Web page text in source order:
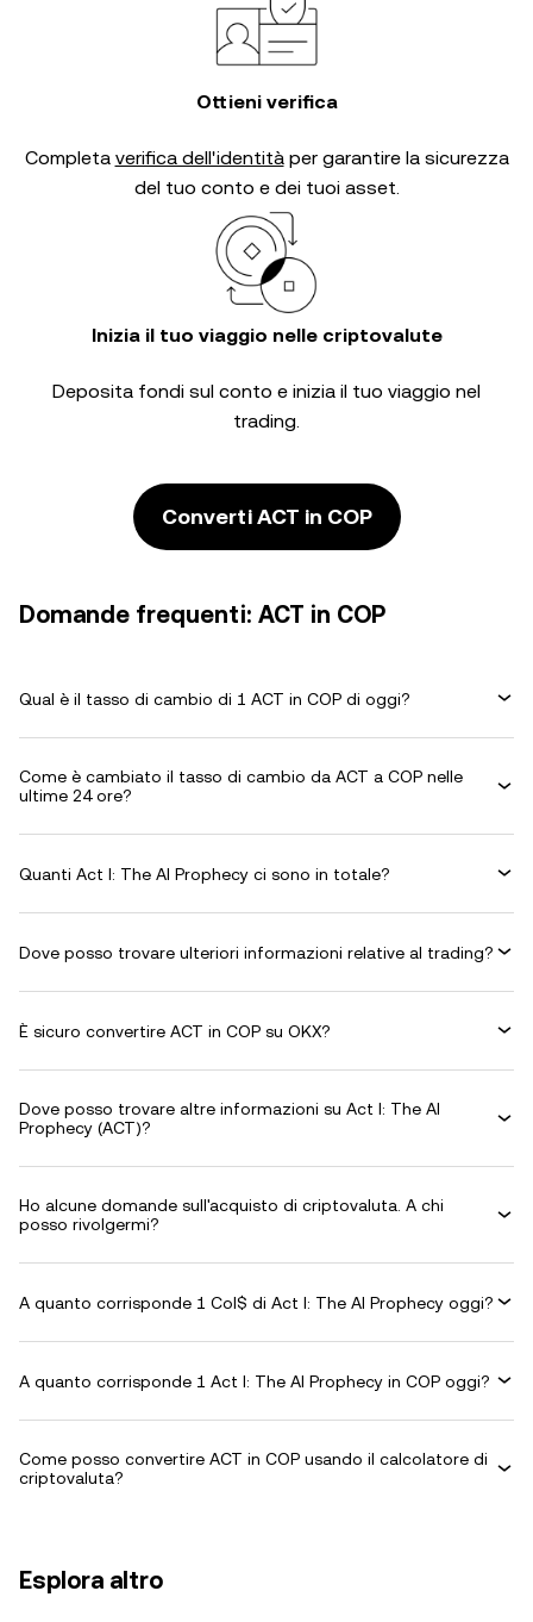
Ottieni verifica
Completa verifica dell'identitàper garantire la sicurezza
del tuo conto e dei tuoi asset.
Inizia il tuo viaggio nelle criptovalute
Deposita fondi sul conto e inizia il tuo viaggio nel
trading.
Converti ACT in COP
Domande frequenti: ACT in COP
Qual è il tasso di cambio di 1 ACT in COP di oggi?
Come è cambiato il tasso di cambio da ACT a COP nelle
ultime 24 ore?
Quanti Act I: The AI Prophecy ci sono in totale?
Dove posso trovare ulteriori informazioni relative al trading?
È sicuro convertire ACT in COP su OKX?
Dove posso trovare altre informazioni su Act I: The AI
Prophecy (ACT)?
Ho alcune domande sull'acquisto di criptovaluta. A chi
posso rivolgermi?
A quanto corrisponde 1 Col$ di Act I: The AI Prophecy oggi?
A quanto corrisponde 1 Act I: The AI Prophecy in COP oggi?
Come posso convertire ACT in COP usando il calcolatore di
criptovaluta?
Esplora altro